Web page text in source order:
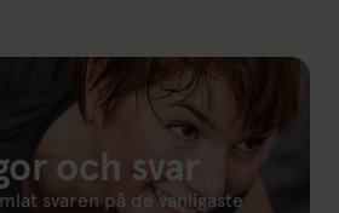
och svar
svaren på de vanligaste